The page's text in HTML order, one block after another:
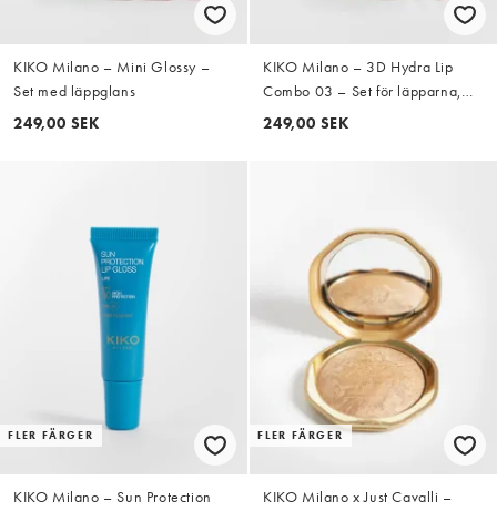
KIKO Milano – Mini Glossy –
Set med läppglans
249,00 SEK
KIKO Milano – 3D Hydra Lip
Combo 03 – Set för läpparna,
värde 21,98GBP
249,00 SEK
FLER FÄRGER
KIKO Milano – Sun Protection
FLER FÄRGER
KIKO Milano x Just Cavalli –